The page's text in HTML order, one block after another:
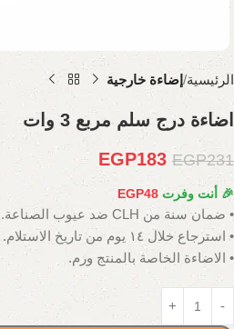
الرئيسية إضاءة خارجية
اضاءة درج سلم مربع 3 وات
EGP231
EGP183
🎉 أنت وفرت EGP48
• ضمان سنة من CLH ضد عيوب الصناعة.
• استرجاع خلال ١٤ يوم من تاريخ الاستلام.
• الاضاءة الخاصة بالمنتج ورم.